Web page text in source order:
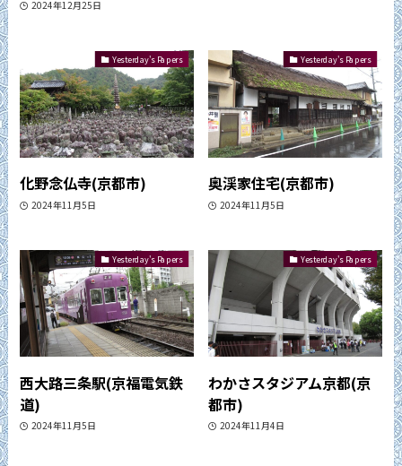
2024年12月25日
Yesterday's Papers
化野念仏寺(京都市)
2024年11月5日
Yesterday's Papers
奥渓家住宅(京都市)
2024年11月5日
Yesterday's Papers
西大路三条駅(京福電気鉄
道)
2024年11月5日
Yesterday's Papers
わかさスタジアム京都(京
都市)
2024年11月4日